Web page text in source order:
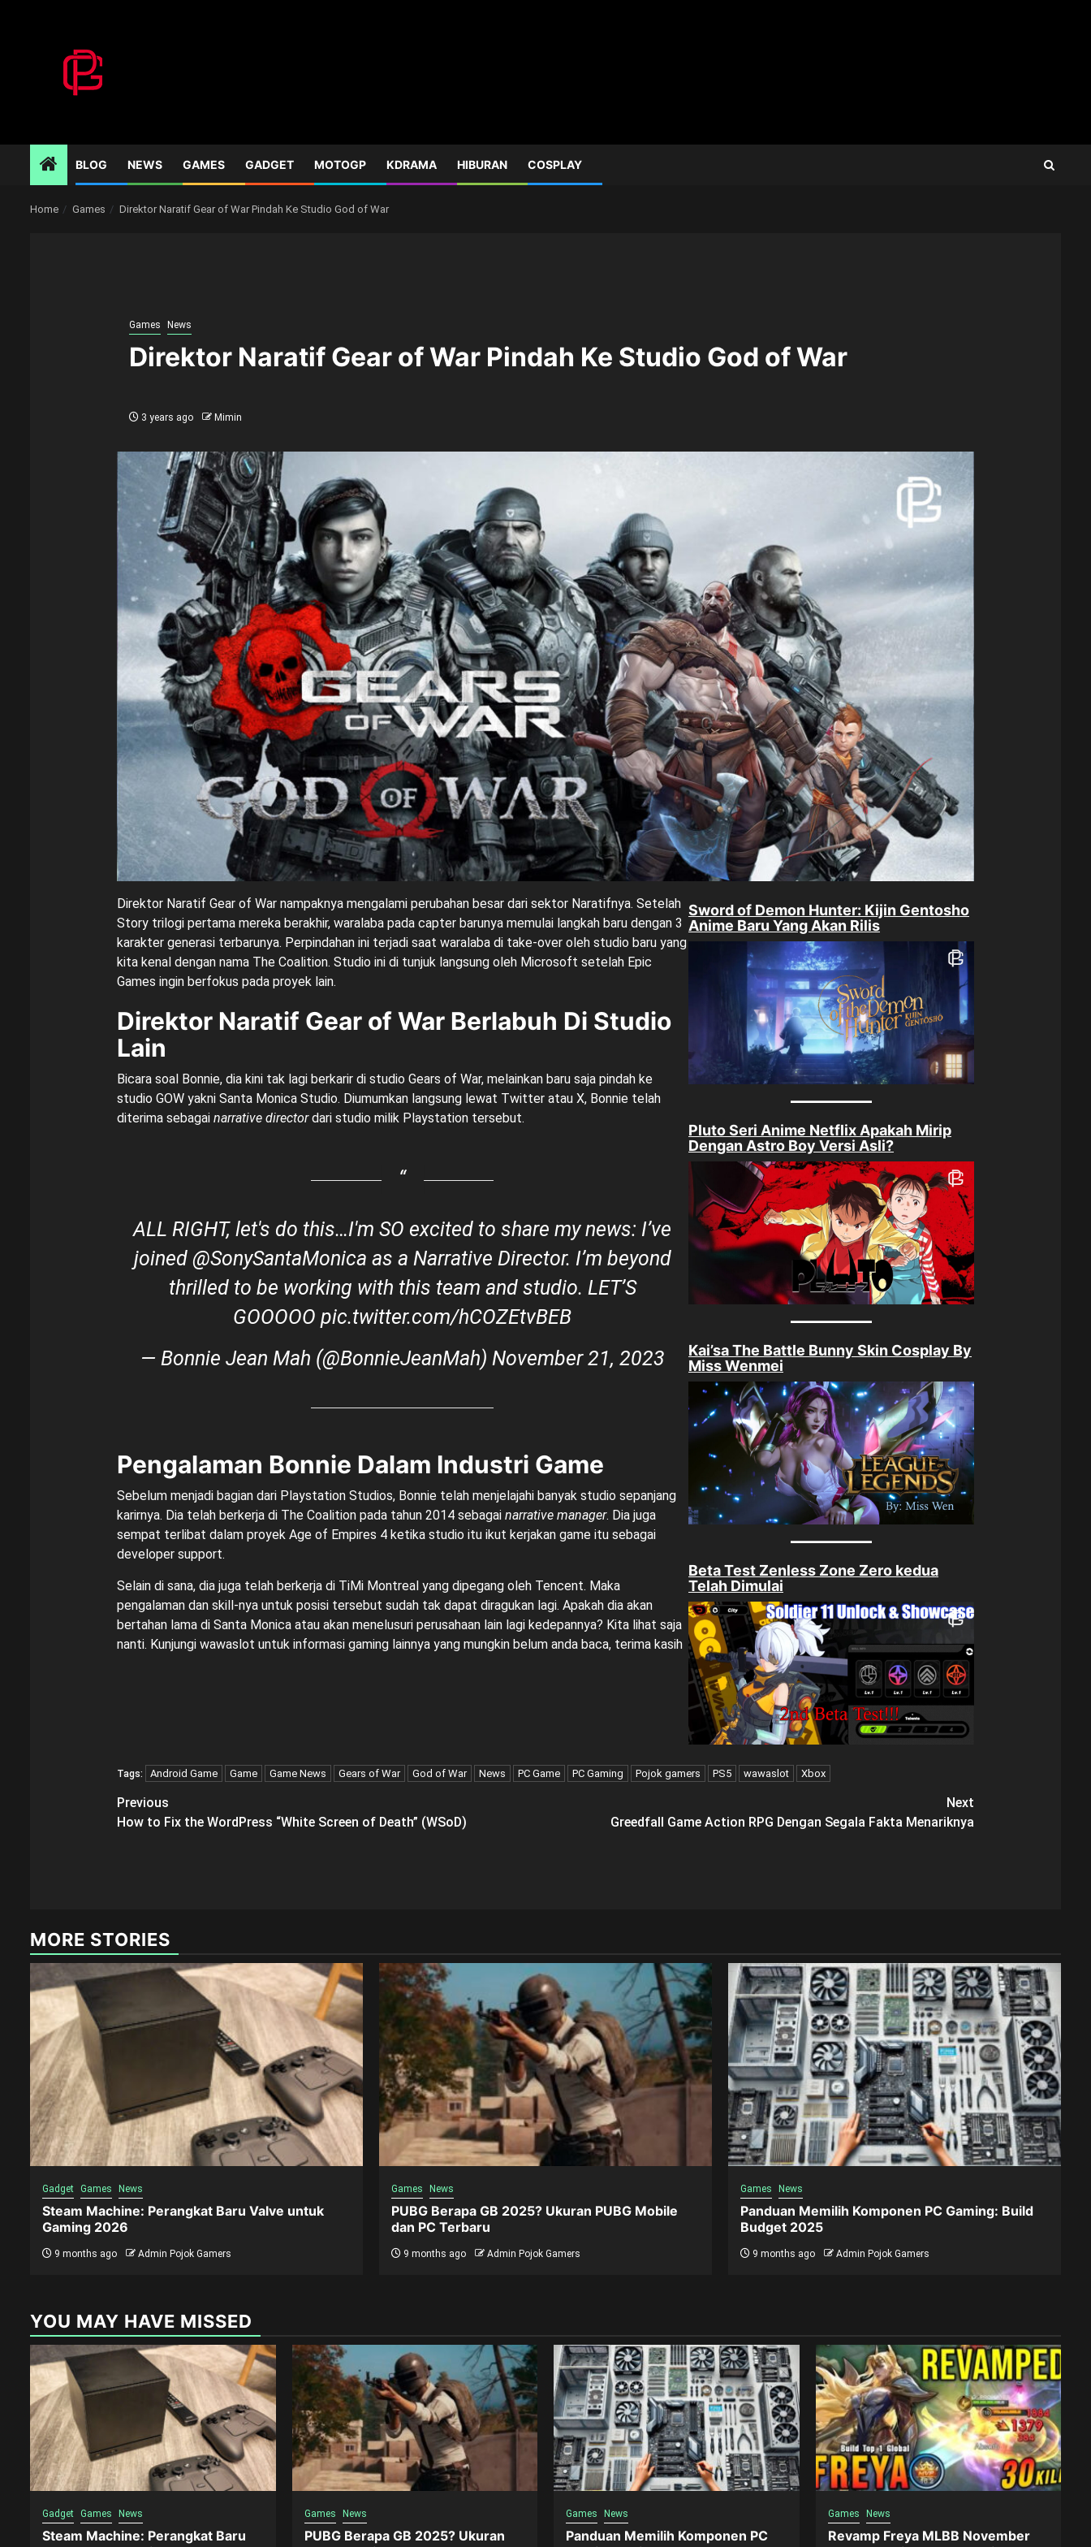
BLOG NEWS GAMES GADGET MOTOGP KDRAMA HIBURAN COSPLAY
Home Games Direktor Naratif Gear of War Pindah Ke Studio God of War
Games News
Direktor Naratif Gear of War Pindah Ke Studio God of War
3 years ago Mimin
Direktor Naratif Gear of War nampaknya mengalami perubahan besar dari sektor Naratifnya. Setelah
Story trilogi pertama mereka berakhir, waralaba pada capter barunya memulai langkah baru dengan 3
karakter generasi terbarunya. Perpindahan ini terjadi saat waralaba di take-over oleh studio baru yang
kita kenal dengan nama The Coalition. Studio ini di tunjuk langsung oleh Microsoft setelah Epic
Games ingin berfokus pada proyek lain.
Direktor Naratif Gear of War Berlabuh Di Studio
Lain
Bicara soal Bonnie, dia kini tak lagi berkarir di studio Gears of War, melainkan baru saja pindah ke
studio GOW yakni Santa Monica Studio. Diumumkan langsung lewat Twitter atau X, Bonnie telah
diterima sebagai narrative directordari studio milik Playstation tersebut.
ALL RIGHT, let's do this…I'm SO excited to share my news: I’ve
joined @SonySantaMonica as a Narrative Director. I’m beyond
thrilled to be working with this team and studio. LET’S
GOOOOOpic.twitter.com/hCOZEtvBEB
— Bonnie Jean Mah (@BonnieJeanMah) November 21, 2023
Pengalaman Bonnie Dalam Industri Game
Sebelum menjadi bagian dari Playstation Studios, Bonnie telah menjelajahi banyak studio sepanjang
karirnya. Dia telah berkerja di The Coalition pada tahun 2014 sebagai narrative manager. Dia juga
sempat terlibat dalam proyek Age of Empires 4 ketika studio itu ikut kerjakan game itu sebagai
developer support.
Selain di sana, dia juga telah berkerja di TiMi Montreal yang dipegang oleh Tencent. Maka
pengalaman dan skill-nya untuk posisi tersebut sudah tak dapat diragukan lagi. Apakah dia akan
bertahan lama di Santa Monica atau akan menelusuri perusahaan lain lagi kedepannya? Kita lihat saja
nanti. Kunjungi wawaslot untuk informasi gaming lainnya yang mungkin belum anda baca, terima kasih
Sword of Demon Hunter: Kijin Gentosho
Anime Baru Yang Akan Rilis
Pluto Seri Anime Netflix Apakah Mirip
Dengan Astro Boy Versi Asli?
Kai’sa The Battle Bunny Skin Cosplay By
Miss Wenmei
Beta Test Zenless Zone Zero kedua
Telah Dimulai
Tags: Android Game Game Game News Gears of War God of War News PC Game PC Gaming Pojok gamers PS5 wawaslot Xbox
Post
navigation
Previous
How to Fix the WordPress “White Screen of Death” (WSoD)
Next
Greedfall Game Action RPG Dengan Segala Fakta Menariknya
MORE STORIES
Gadget Games News
Steam Machine: Perangkat Baru Valve untuk
Gaming 2026
9 months ago Admin Pojok Gamers
Games News
PUBG Berapa GB 2025? Ukuran PUBG Mobile
dan PC Terbaru
9 months ago Admin Pojok Gamers
Games News
Panduan Memilih Komponen PC Gaming: Build
Budget 2025
9 months ago Admin Pojok Gamers
YOU MAY HAVE MISSED
Gadget Games News
Steam Machine: Perangkat Baru
Games News
PUBG Berapa GB 2025? Ukuran
Games News
Panduan Memilih Komponen PC
Games News
Revamp Freya MLBB November